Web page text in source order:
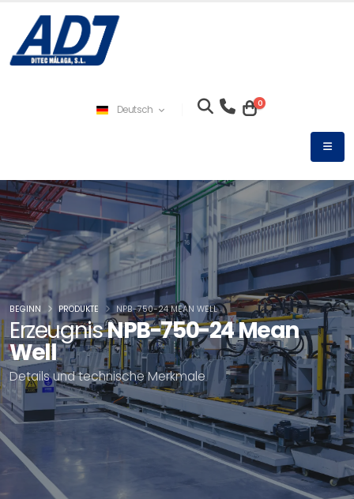
Deutsch 0
ErzeugnisNPB-750-24 Mean
Well
Details und technische Merkmale
BEGINN PRODUKTE NPB-750-24 MEAN WELL